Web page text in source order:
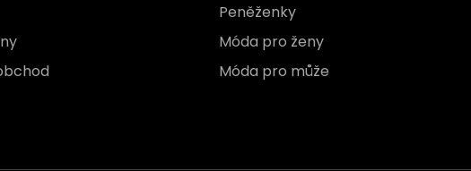
Peněženky
Móda pro ženy
Móda pro může